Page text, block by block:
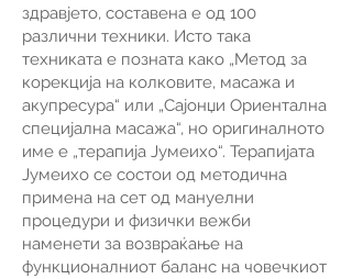
здравјето, составена е од 100
различни техники. Исто така
техниката е позната како „Метод за
корекција на колковите, масажа и
акупресура“ или „Сајонџи Ориентална
специјална масажа“, но оригиналното
име е „терапија Јумеихо“. Терапијата
Јумеихо се состои од методична
примена на сет од мануелни
процедури и физички вежби
наменети за возвраќање на
функционалниот баланс на човечкиот